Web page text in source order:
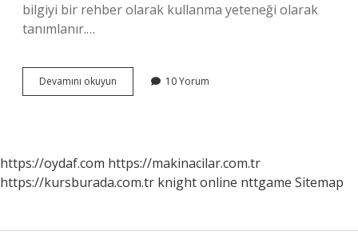
bilgiyi bir rehber olarak kullanma yeteneği olarak
tanımlanır.…
Devamını okuyun Duygusal
Zeka
10 Yorum
https://oydaf.com https://makinacilar.com.tr
https://kursburada.com.tr knight online nttgame Sitemap